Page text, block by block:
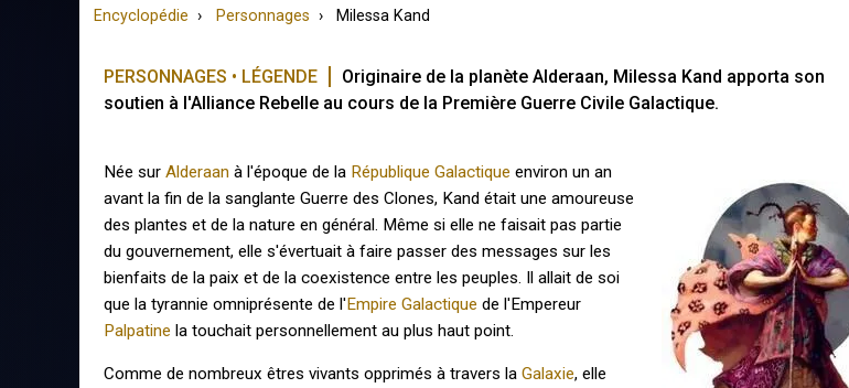
Encyclopédie Personnages Milessa Kand
PERSONNAGES • LÉGENDE
Originaire de la planète Alderaan, Milessa Kand apporta son
soutien à l'Alliance Rebelle au cours de la Première Guerre Civile Galactique.
Née surAlderaan à l'époque de la République Galactique environ un an
avant la fin de la sanglante Guerre des Clones, Kand était une amoureuse
des plantes et de la nature en général. Même si elle ne faisait pas partie
du gouvernement, elle s'évertuait à faire passer des messages sur les
bienfaits de la paix et de la coexistence entre les peuples. Il allait de soi
que la tyrannie omniprésente de l'Empire Galactique de l'Empereur
Palpatine la touchait personnellement au plus haut point.
Comme de nombreux êtres vivants opprimés à travers laGalaxie, elle